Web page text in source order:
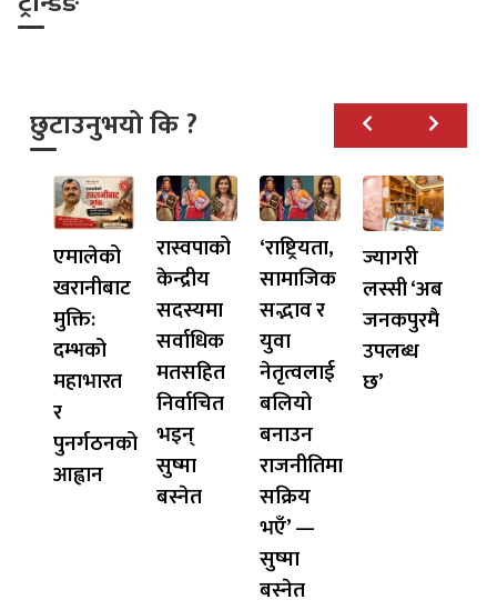
छुटाउनुभयो कि ?
एमालेको
खरानीबाट
मुक्ति:
दम्भको
महाभारत
र
पुनर्गठनको
आह्वान
रास्वपाको
केन्द्रीय
सदस्यमा
सर्वाधिक
मतसहित
निर्वाचित
भइन्
सुष्मा
बस्नेत
‘राष्ट्रियता,
सामाजिक
सद्भाव र
युवा
नेतृत्वलाई
बलियो
बनाउन
राजनीतिमा
सक्रिय
भएँ’ —
सुष्मा
बस्नेत
ज्यागरी
लस्सी ‘अब
जनकपुरमै
उपलब्ध
छ’